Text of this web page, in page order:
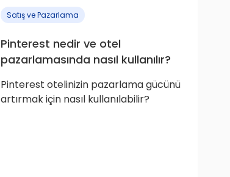
Satış ve Pazarlama
Pinterest nedir ve otel
pazarlamasında nasıl kullanılır?
Pinterest otelinizin pazarlama gücünü
artırmak için nasıl kullanılabilir?